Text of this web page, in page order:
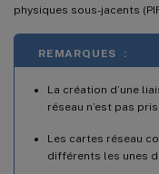
physiques sous-jacents
REMARQUES :
La création d’une
réseau n’est pas
Les cartes réseau
différents les unes